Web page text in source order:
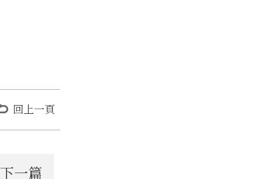
回上一頁
下一篇